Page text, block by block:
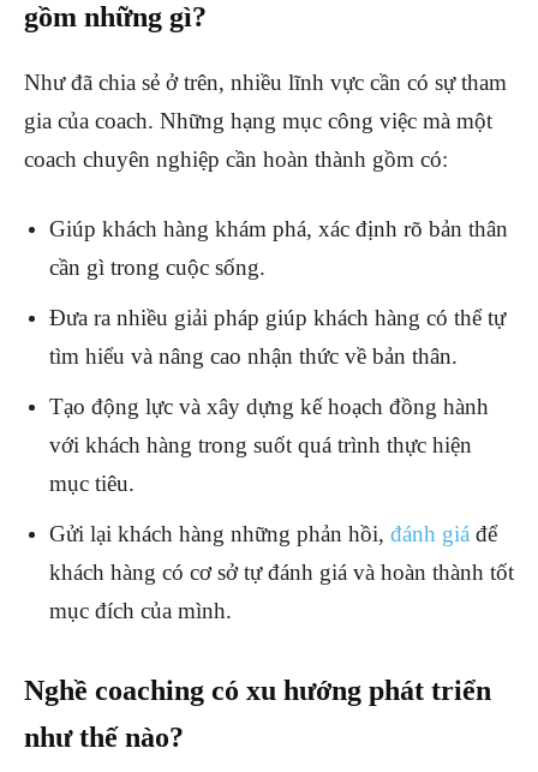
gồm những gì?
Như đã chia sẻ ở trên, nhiều lĩnh vực cần có sự tham
gia của coach. Những hạng mục công việc mà một
coach chuyên nghiệp cần hoàn thành gồm có:
Giúp khách hàng khám phá, xác định rõ bản thân
cần gì trong cuộc sống.
Đưa ra nhiều giải pháp giúp khách hàng có thể tự
tìm hiểu và nâng cao nhận thức về bản thân.
Tạo động lực và xây dựng kế hoạch đồng hành
với khách hàng trong suốt quá trình thực hiện
mục tiêu.
Gửi lại khách hàng những phản hồi, đánh giá để
khách hàng có cơ sở tự đánh giá và hoàn thành tốt
mục đích của mình.
Nghề coaching có xu hướng phát triển
như thế nào?